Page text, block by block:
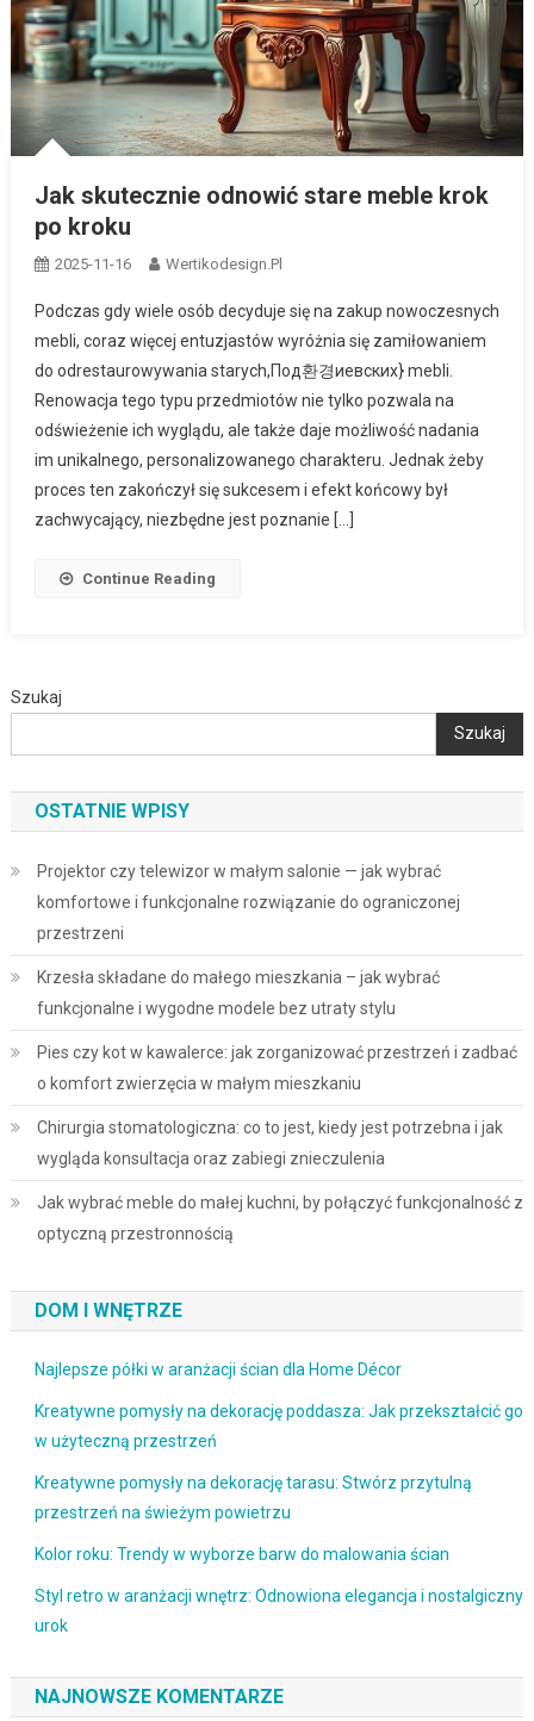
Jak skutecznie odnowić stare meble krok
po kroku
2025-11-16 Wertikodesign.pl
Podczas gdy wiele osób decyduje się na zakup nowoczesnych
mebli, coraz więcej entuzjastów wyróżnia się zamiłowaniem
do odrestaurowywania starych,Под환경иевских} mebli.
Renowacja tego typu przedmiotów nie tylko pozwala na
odświeżenie ich wyglądu, ale także daje możliwość nadania
im unikalnego, personalizowanego charakteru. Jednak żeby
proces ten zakończył się sukcesem i efekt końcowy był
zachwycający, niezbędne jest poznanie […]
Continue Reading
Szukaj
Szukaj
OSTATNIE WPISY
Projektor czy telewizor w małym salonie — jak wybrać
komfortowe i funkcjonalne rozwiązanie do ograniczonej
przestrzeni
Krzesła składane do małego mieszkania – jak wybrać
funkcjonalne i wygodne modele bez utraty stylu
Pies czy kot w kawalerce: jak zorganizować przestrzeń i zadbać
o komfort zwierzęcia w małym mieszkaniu
Chirurgia stomatologiczna: co to jest, kiedy jest potrzebna i jak
wygląda konsultacja oraz zabiegi znieczulenia
Jak wybrać meble do małej kuchni, by połączyć funkcjonalność z
optyczną przestronnością
DOM I WNĘTRZE
Najlepsze półki w aranżacji ścian dla Home Décor
Kreatywne pomysły na dekorację poddasza: Jak przekształcić go
w użyteczną przestrzeń
Kreatywne pomysły na dekorację tarasu: Stwórz przytulną
przestrzeń na świeżym powietrzu
Kolor roku: Trendy w wyborze barw do malowania ścian
Styl retro w aranżacji wnętrz: Odnowiona elegancja i nostalgiczny
urok
NAJNOWSZE KOMENTARZE